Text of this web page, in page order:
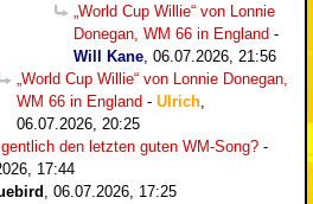
„World Cup Willie“ von Lonnie
Donegan, WM 66 in England -
Will Kane, 06.07.2026, 21:56
„World Cup Willie“ von Lonnie Donegan,
WM 66 in England - Ulrich,
06.07.2026, 20:25
den letzten guten WM-Song? -
17:44
, 06.07.2026, 17:25